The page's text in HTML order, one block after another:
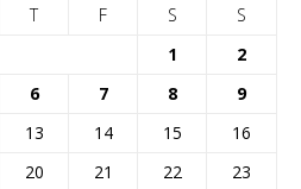
T F S
S
1
2
6 7 8
9
13 14 15
16
20 21 22
23